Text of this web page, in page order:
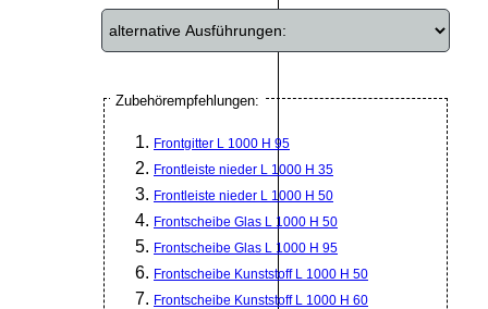
Zubehörempfehlungen:
Frontgitter L 1000 H 95
Frontleiste nieder L 1000 H 35
Frontleiste nieder L 1000 H 50
Frontscheibe Glas L 1000 H 50
Frontscheibe Glas L 1000 H 95
Frontscheibe Kunststoff L 1000 H 50
Frontscheibe Kunststoff L 1000 H 60